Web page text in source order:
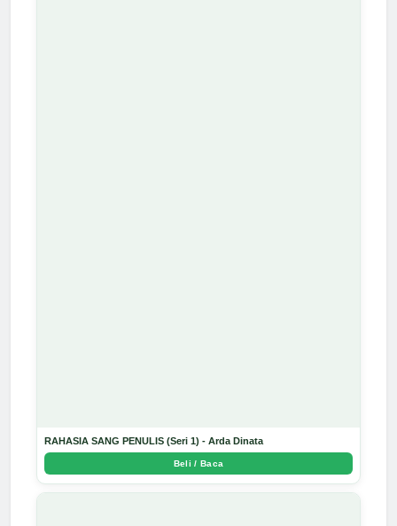
RAHASIA SANG PENULIS (Seri 1) - Arda Dinata
Beli / Baca